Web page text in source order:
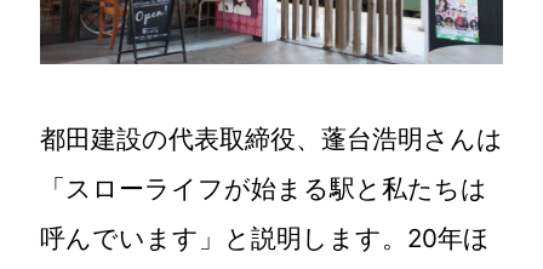
都田建設の代表取締役、蓬台浩明さんは
「スローライフが始まる駅と私たちは
呼んでいます」と説明します。20年ほ